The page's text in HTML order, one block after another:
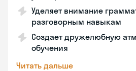
Уделяет внимание
разговорным навыкам
Создает дружелюбную
обучения
Читать дальше